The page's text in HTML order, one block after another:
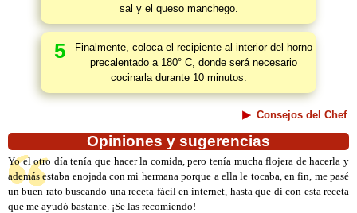
sal y el queso manchego.
5
Finalmente, coloca el recipiente al interior del horno
precalentado a 180° C, donde será necesario
cocinarla durante 10 minutos.
Consejos del Chef
Opiniones y sugerencias
Yo el otro día tenía que hacer la comida, pero tenía mucha flojera de hacerla y
además estaba enojada con mi hermana porque a ella le tocaba, en fin, me pasé
un buen rato buscando una receta fácil en internet, hasta que di con esta receta
que me ayudó bastante. ¡Se las recomiendo!